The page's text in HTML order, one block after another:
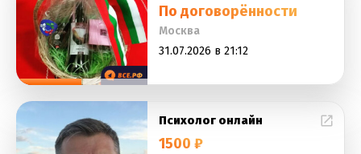
По договорённости
Москва
31.07.2026 в 21:12
Психолог онлайн
1500 ₽